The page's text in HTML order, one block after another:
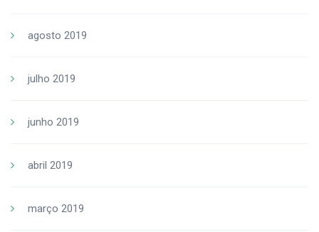
agosto 2019
julho 2019
junho 2019
abril 2019
março 2019